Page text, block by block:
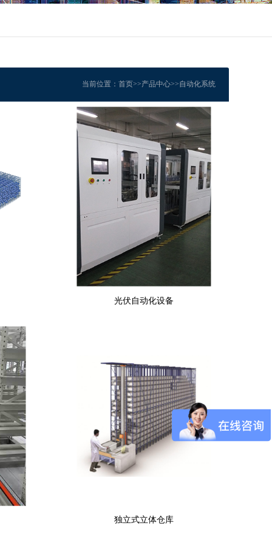
当前位置： 首页>>产品中心>>自动化系统
光伏自动化设备
独立式立体仓库